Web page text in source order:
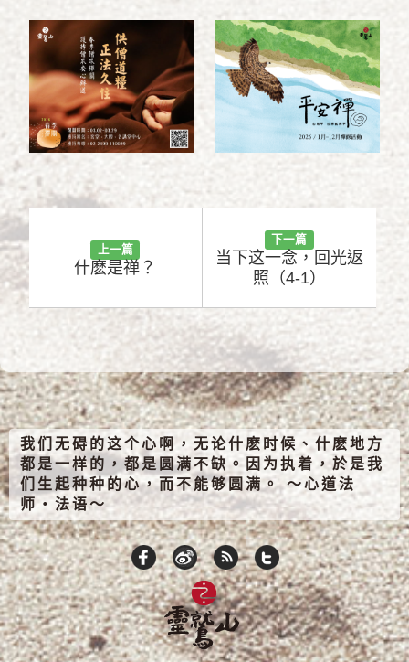
上一篇
什麽是禅？
下一篇
当下这一念，回光返
照（4-1）
我们无碍的这个心啊，无论什麽时候、什麽地方
都是一样的，都是圆满不缺。因为执着，於是我
们生起种种的心，而不能够圆满。 ～心道法
师‧法语～